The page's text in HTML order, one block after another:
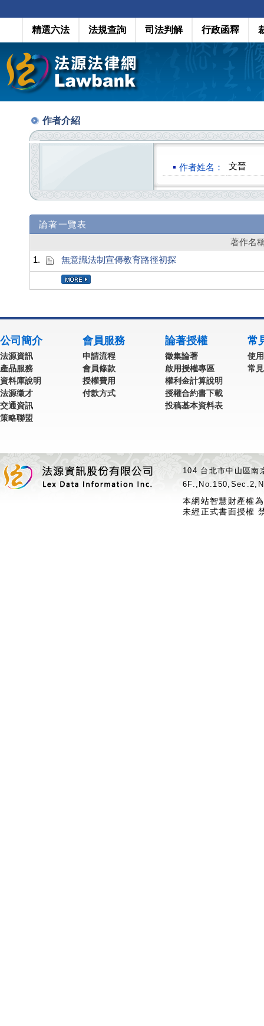
精選六法 法規查詢 司法判解 行政函釋
作者介紹
作者姓名： 文晉
論著一覽表
著作名
1.
無意識法制宣傳教育路徑初探
公司簡介
法源資訊
產品服務
資料庫說明
法源徵才
交通資訊
策略聯盟
會員服務
申請流程
會員條款
授權費用
付款方式
論著授權
徵集論著
啟用授權專區
權利金計算說明
授權合約書下載
投稿基本資料表
常
使
常
104 台北市中山區
本網站智慧財產權
未經正式書面授權